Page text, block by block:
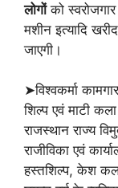
लोगोंको
मशीन इत्यादि
जाएगी।
➤विश्वकर्मा
शिल्प एवं माटी
राजस्थान राज्य
राजीविका एवं
हस्तशिल्प, केश